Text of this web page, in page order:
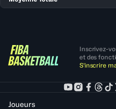
Inscrivez-
et des
S'inscrire
Joueurs